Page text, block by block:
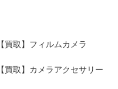
【買取】フィルムカメラ
【買取】カメラアクセサリー